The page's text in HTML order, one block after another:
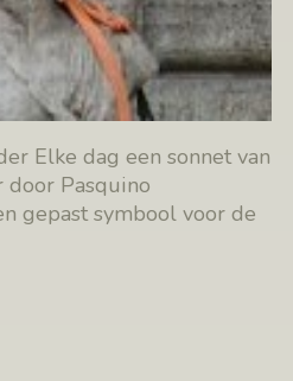
Elke dag een sonnet van
door Pasquino
gepast symbool voor de